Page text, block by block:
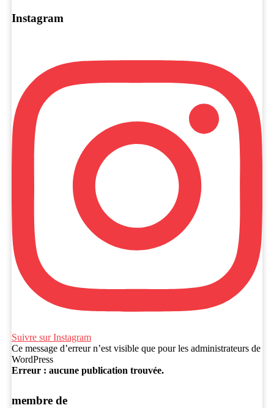
Instagram
Suivre sur Instagram
Ce message d’erreur n’est visible que pour les administrateurs de
WordPress
Erreur : aucune publication trouvée.
membre de